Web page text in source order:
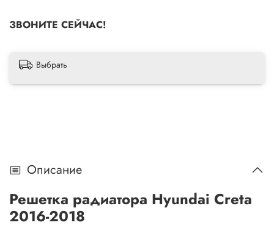
ЗВОНИТЕ СЕЙЧАС!
Выбрать
Описание
Решетка радиатора Hyundai Creta
2016-2018